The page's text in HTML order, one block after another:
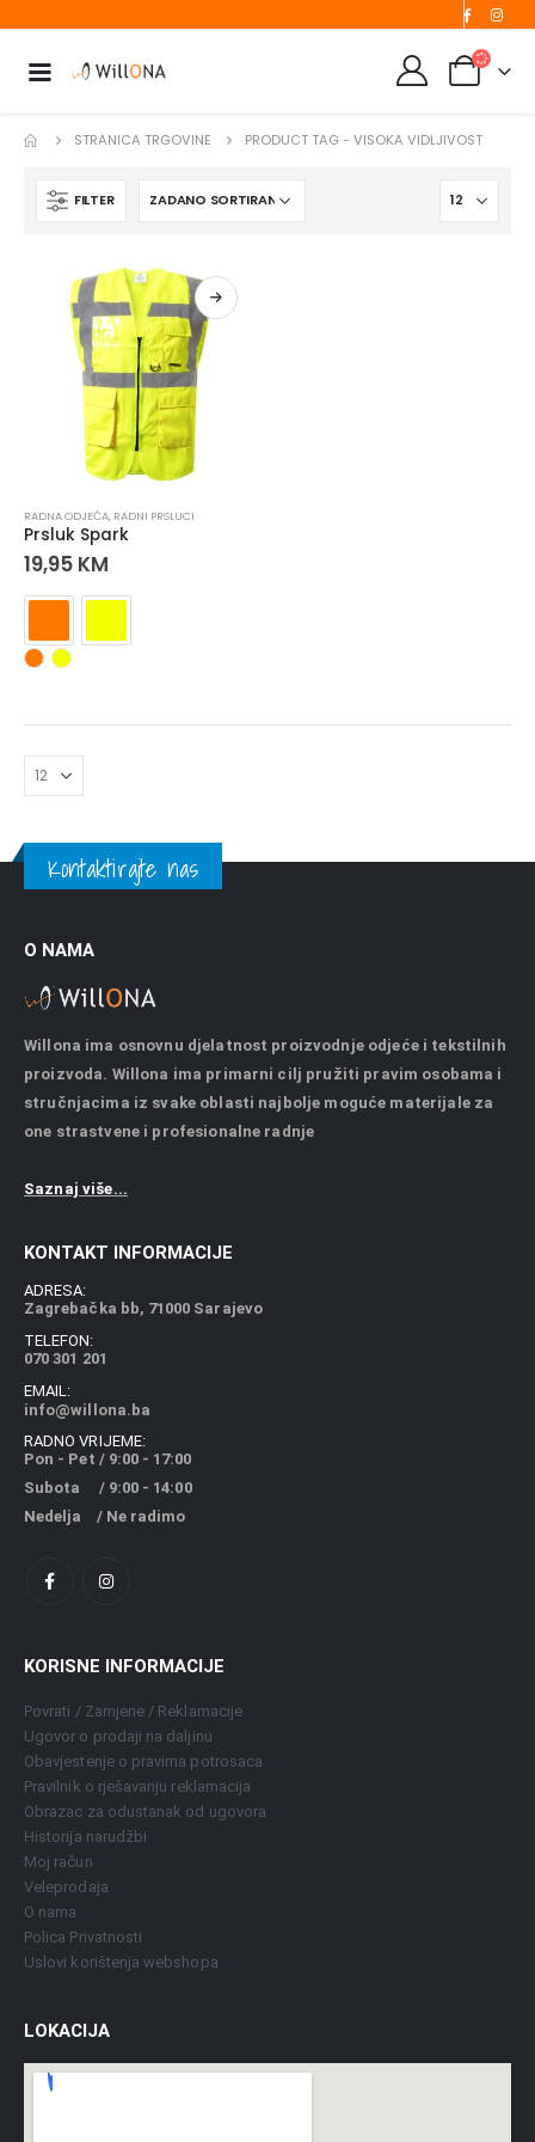
STRANICA TRGOVINE PRODUCT TAG - VISOKA VIDLJIVOST
FILTER
RADNA ODJEĆA, RADNI PRSLUCI
Prsluk Spark
19,95 KM
Kontaktirajte nas
O NAMA
Willona ima osnovnu djelatnost proizvodnje odjeće i tekstilnih
proizvoda. Willona ima primarni cilj pružiti pravim osobama i
stručnjacima iz svake oblasti najbolje moguće materijale za
one strastvene i profesionalne radnje
Saznaj više...
KONTAKT INFORMACIJE
ADRESA:
Zagrebačka bb, 71000 Sarajevo
TELEFON:
070 301 201
EMAIL:
info@willona.ba
RADNO VRIJEME:
Pon - Pet / 9:00 - 17:00
Subota / 9:00 - 14:00
Nedelja / Ne radimo
KORISNE INFORMACIJE
Povrati / Zamjene / Reklamacije
Ugovor o prodaji na daljinu
Obavjestenje o pravima potrosaca
Pravilnik o rješavanju reklamacija
Obrazac za odustanak od ugovora
Historija narudžbi
Moj račun
Veleprodaja
O nama
Polica Privatnosti
Uslovi korištenja webshopa
LOKACIJA